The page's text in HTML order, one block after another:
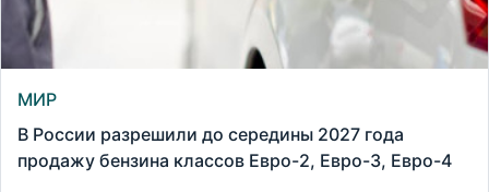
МИР
В России разрешили до середины 2027 года
продажу бензина классов Евро-2, Евро-3, Евро-4